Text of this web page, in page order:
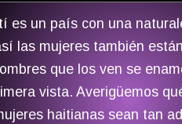
es un país con una
las mujeres también
que los ven se
vista. Averigüemos
haitianas sean tan